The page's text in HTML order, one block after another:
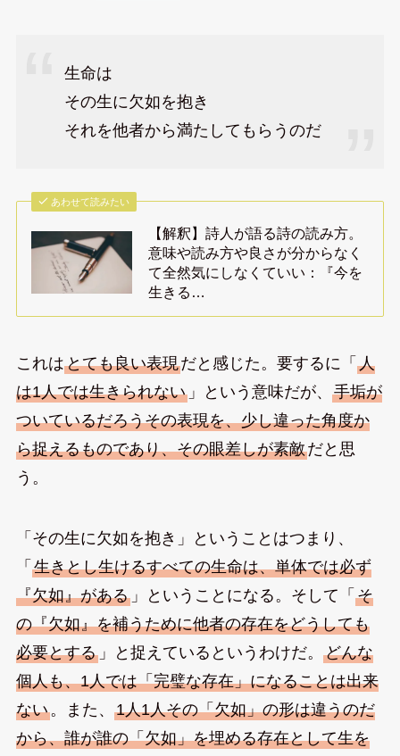
生命は
その生に欠如を抱き
それを他者から満たしてもらうのだ
あわせて読みたい
【解釈】詩人が語る詩の読み方。
意味や読み方や良さが分からなく
て全然気にしなくていい：『今を
生きる…
これはとても良い表現だと感じた。要するに「 人
は1人では生きられない」という意味だが、 手垢が
ついているだろうその表現を、少し違った角度か
ら捉えるものであり、その眼差しが素敵だと思
う。
「その生に欠如を抱き」ということはつまり、
「 生きとし生けるすべての生命は、単体では必ず
『欠如』がある」ということになる。そして「 そ
の『欠如』を補うために他者の存在をどうしても
必要とする」と捉えているというわけだ。 どんな
個人も、1人では「完璧な存在」になることは出来
ない。また、 1人1人その「欠如」の形は違うのだ
から、誰が誰の「欠如」を埋める存在として生を